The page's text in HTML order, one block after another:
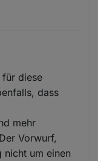
für diese
dass
mehr
Vorwurf,
nicht um einen